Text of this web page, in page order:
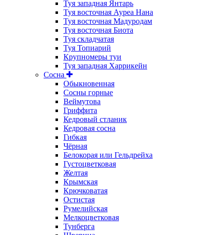
Туя западная Янтарь
Туя восточная Ауреа Нана
Туя восточная Мадуродам
Туя восточная Биота
Туя складчатая
Туя Топиарий
Крупномеры туи
Туя западная Харрикейн
Сосна
Обыкновенная
Сосны горные
Веймутова
Гриффита
Кедровый стланик
Кедровая сосна
Гибкая
Чёрная
Белокорая или Гельдрейха
Густоцветковая
Желтая
Крымская
Крючковатая
Остистая
Румелийская
Мелкоцветковая
Тунберга